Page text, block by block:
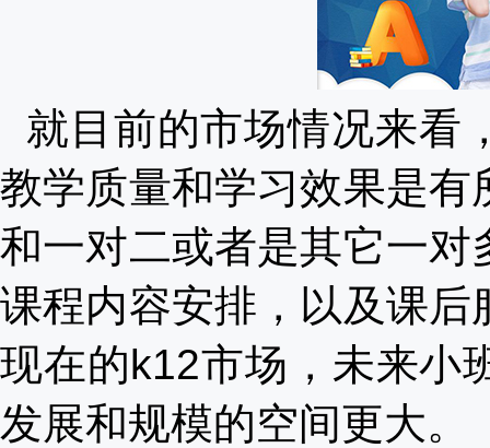
就目前的市场情况来看
教学质量和学习效果是
和一对二或者是其它一
课程内容安排，以及课
现在的k12市场，未来小
发展和规模的空间更大。